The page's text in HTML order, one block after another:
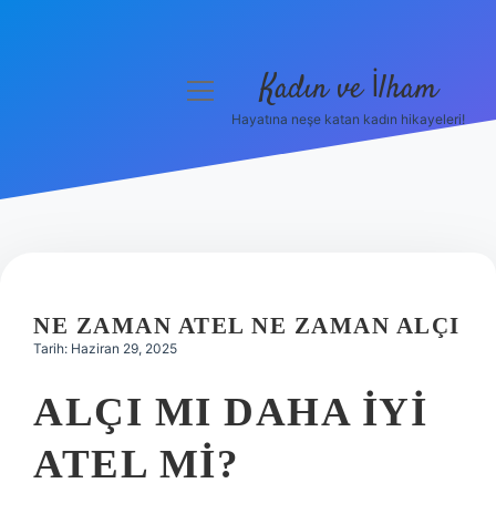
Hakkımızda
menüyü
Kadın ve İlham
Hayatına neşe katan kadın hikayeleri!
NE ZAMAN ATEL NE ZAMAN ALÇI
Tarih: Haziran 29, 2025
ALÇI MI DAHA IYI
ATEL MI?